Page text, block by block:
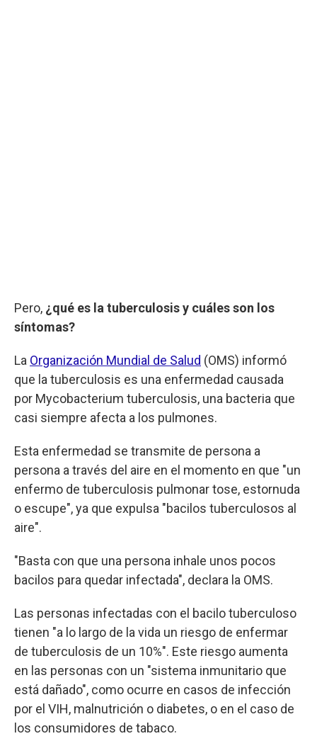
Pero, ¿qué es la tuberculosis y cuáles son los
síntomas?
La Organización Mundial de Salud (OMS) informó
que la tuberculosis es una enfermedad causada
por Mycobacterium tuberculosis, una bacteria que
casi siempre afecta a los pulmones.
Esta enfermedad se transmite de persona a
persona a través del aire en el momento en que "un
enfermo de tuberculosis pulmonar tose, estornuda
o escupe", ya que expulsa "bacilos tuberculosos al
aire".
"Basta con que una persona inhale unos pocos
bacilos para quedar infectada", declara la OMS.
Las personas infectadas con el bacilo tuberculoso
tienen "a lo largo de la vida un riesgo de enfermar
de tuberculosis de un 10%". Este riesgo aumenta
en las personas con un "sistema inmunitario que
está dañado", como ocurre en casos de infección
por el VIH, malnutrición o diabetes, o en el caso de
los consumidores de tabaco.